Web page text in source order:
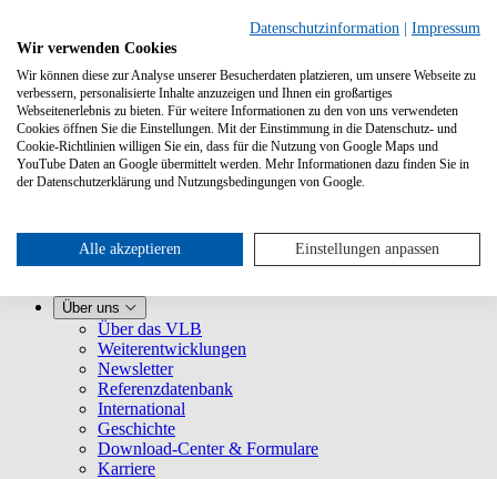
Leistungen
VLB kennenlernen
Für Selfpublisher
Für Dienstleister
Über uns
Über das VLB
Weiterentwicklungen
Newsletter
Referenzdatenbank
International
Geschichte
Download-Center & Formulare
Karriere
Datenschutzinformation
Impressum
Wir verwenden Cookies
Wir können diese zur Analyse unserer Besucherdaten platzieren, um unsere Webseite zu
verbessern, personalisierte Inhalte anzuzeigen und Ihnen ein großartiges
Webseitenerlebnis zu bieten. Für weitere Informationen zu den von uns verwendeten
Cookies öffnen Sie die Einstellungen. Mit der Einstimmung in die Datenschutz- und
Cookie-Richtlinien willigen Sie ein, dass für die Nutzung von Google Maps und
YouTube Daten an Google übermittelt werden. Mehr Informationen dazu finden Sie in
der Datenschutzerklärung und Nutzungsbedingungen von Google.
Alle akzeptieren Einstellungen anpassen